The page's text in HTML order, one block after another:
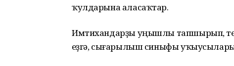
ҡулдарына аласаҡтар.
Имтихандарҙы уңышлы тапшырып,
һеҙгә, сығарылыш синыфы